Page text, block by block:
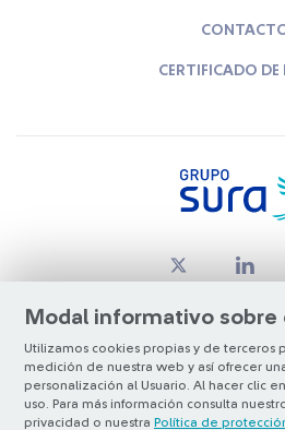
Modal informativo sobre
Utilizamos cookies propias y de terceros
medición de nuestra web y así ofrecer
personalización al Usuario. Al hacer clic
uso. Para más información consulta
privacidad o nuestra Política de
CERTIFICADO DE
© Copyright Grupo